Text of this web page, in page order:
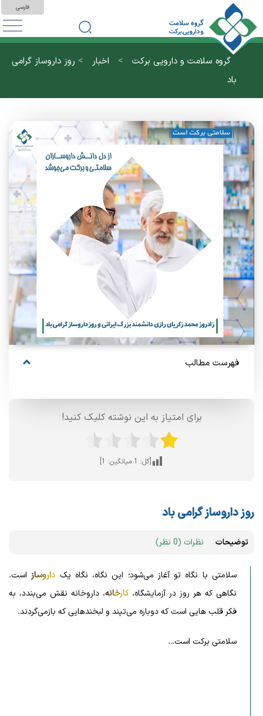
فارسی
گروه سلامت و دارویی برکت > اخبار > روز داروساز گرامی
باد
فهرست مطالب
برای امتیاز به این نوشته کلیک کنید!
[کل: 1 میانگین: 1
]
روز داروساز گرامی باد
توضیحات نظرات (0 نظر)
سلامتی با نگاه تو آغاز می‌شود؛ این نگاه، نگاه یک داروسازاست.
نگاهی که هر روز در آزمایشگاه، کارخانه، داروخانه نقش می‌بندد، به
فکر قلب‌ هایی است که دوباره می‌تپند و لبخندهایی که بازمی‌گردند.
سلامتی برکت است…